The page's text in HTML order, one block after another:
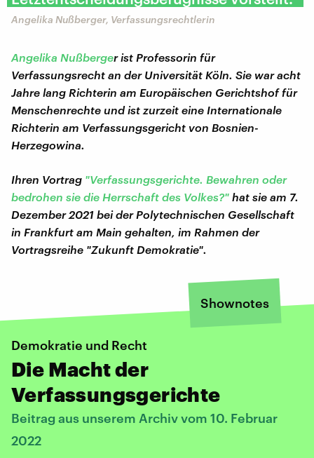
Angelika Nußberger, Verfassungsrechtlerin
Angelika Nußberger ist Professorin für
Verfassungsrecht an der Universität Köln. Sie war acht
Jahre lang Richterin am Europäischen Gerichtshof für
Menschenrechte und ist zurzeit eine Internationale
Richterin am Verfassungsgericht von Bosnien-
Herzegowina.
Ihren Vortrag "Verfassungsgerichte. Bewahren oder
bedrohen sie die Herrschaft des Volkes?" hat sie am 7.
Dezember 2021 bei der Polytechnischen Gesellschaft
in Frankfurt am Main gehalten, im Rahmen der
Vortragsreihe "Zukunft Demokratie".
Shownotes
Demokratie und Recht
Die Macht der
Verfassungsgerichte
Beitrag aus unserem Archiv vom 10. Februar
2022